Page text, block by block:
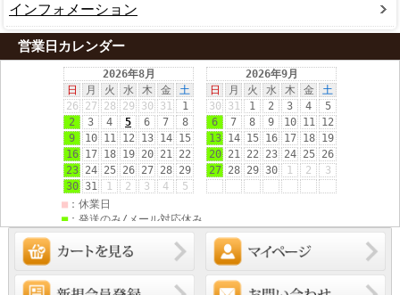
インフォメーション
営業日カレンダー